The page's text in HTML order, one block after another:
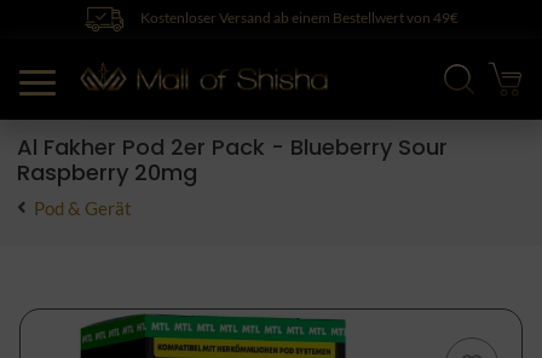
Kostenloser Versand ab einem Bestellwert von 49€
Al Fakher Pod 2er Pack - Blueberry Sour
Raspberry 20mg
Pod & Gerät